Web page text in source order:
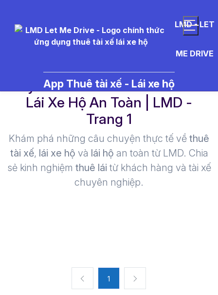
LMD - LET
ME DRIVE
App Thuê tài xế - Lái xe hộ
Toyota%20Hilux - Thuê Tài Xế
Lái Xe Hộ An Toàn | LMD -
Trang 1​
Khám phá những câu chuyện thực tế về thuê
tài xế, lái xe hộ và lái hộ an toàn từ LMD. Chia
sẻ kinh nghiệm thuê lái từ khách hàng và tài xế
chuyên nghiệp.
1